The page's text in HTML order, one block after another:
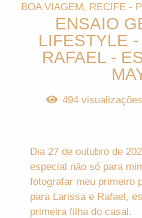
BOA VIAGEM, RECIFE -
ENSAIO
LIFESTYLE
RAFAEL -
494visualizações
Dia 27 de outubro de
especial não só para
fotografar meu primeiro
para Larissa e Rafael,
primeira filha do casal.